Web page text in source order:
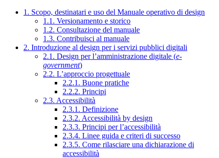
1. Scopo, destinatari e uso del Manuale operativo di design
1.1. Versionamento e storico
1.2. Consultazione del manuale
1.3. Contribuisci al manuale
2. Introduzione al design per i servizi pubblici digitali
2.1. Design per l’amministrazione digitale (e-
government)
2.2. L’approccio progettuale
2.2.1. Buone pratiche
2.2.2. Principi
2.3. Accessibilità
2.3.1. Definizione
2.3.2. Accessibilità by design
2.3.3. Principi per l’accessibilità
2.3.4. Linee guida e criteri di successo
2.3.5. Come rilasciare una dichiarazione di
accessibilità